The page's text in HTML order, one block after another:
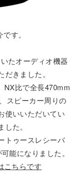
す。
たオーディオ機器
きました。
NX比で全長470mm
スピーカー周りの
使いいただいてい
た。
トゥースレシーバ
能になりました。
こちらです